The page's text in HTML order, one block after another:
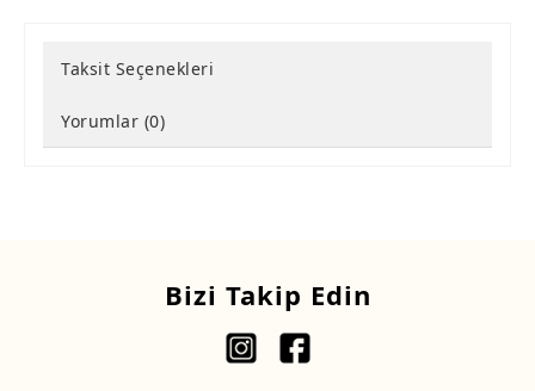
Taksit Seçenekleri
Yorumlar (0)
Bizi Takip Edin